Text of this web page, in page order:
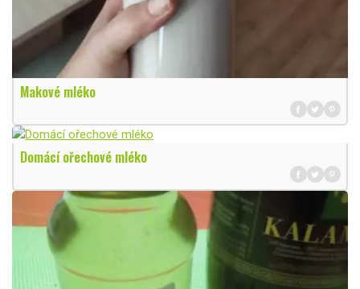
Makové mléko
Domácí ořechové mléko